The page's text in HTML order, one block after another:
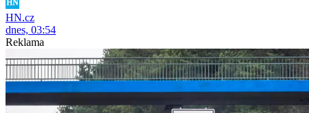
HN.cz
dnes, 03:54
Reklama